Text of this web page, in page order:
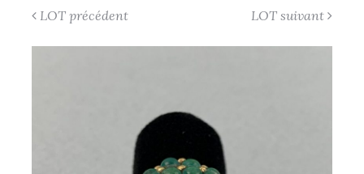
LOT précédent LOT suivant